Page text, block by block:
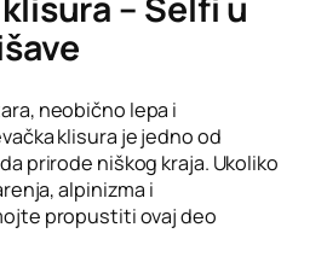
– Selfi u
neobično lepa i
klisura je jedno od
prirode niškog kraja. Ukoliko
alpinizma i
propustiti ovaj deo